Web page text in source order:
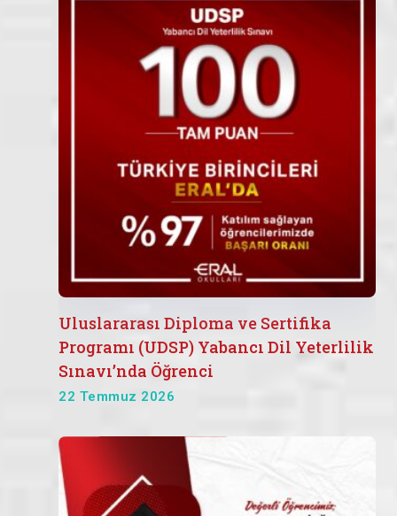
Uluslararası Diploma ve Sertifika
Programı (UDSP) Yabancı Dil Yeterlilik
Sınavı’nda Öğrenci
22 Temmuz 2026